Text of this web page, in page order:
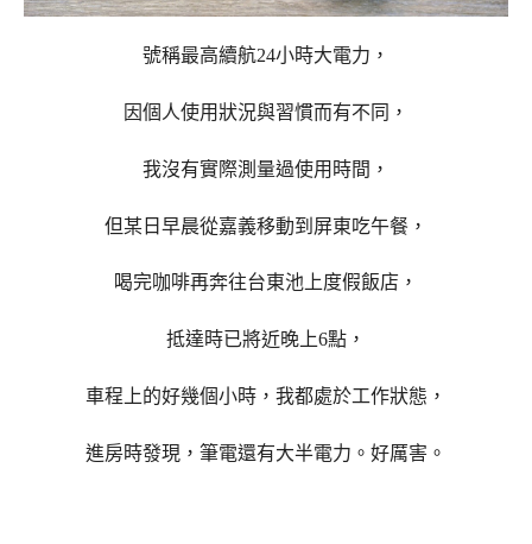
號稱最高續航24小時大電力，
因個人使用狀況與習慣而有不同，
我沒有實際測量過使用時間，
但某日早晨從嘉義移動到屏東吃午餐，
喝完咖啡再奔往台東池上度假飯店，
抵達時已將近晚上6點，
車程上的好幾個小時，我都處於工作狀態，
進房時發現，筆電還有大半電力。好厲害。